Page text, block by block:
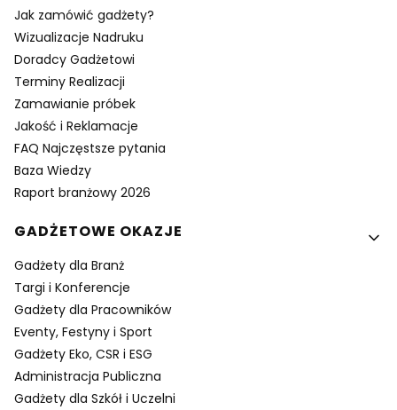
Jak zamówić gadżety?
Wizualizacje Nadruku
Doradcy Gadżetowi
Terminy Realizacji
Zamawianie próbek
Jakość i Reklamacje
FAQ Najczęstsze pytania
Baza Wiedzy
Raport branżowy 2026
GADŻETOWE OKAZJE
Gadżety dla Branż
Targi i Konferencje
Gadżety dla Pracowników
Eventy, Festyny i Sport
Gadżety Eko, CSR i ESG
Administracja Publiczna
Gadżety dla Szkół i Uczelni